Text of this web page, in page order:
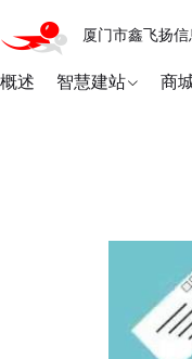
厦门市鑫飞扬信
概述 智慧建站 商